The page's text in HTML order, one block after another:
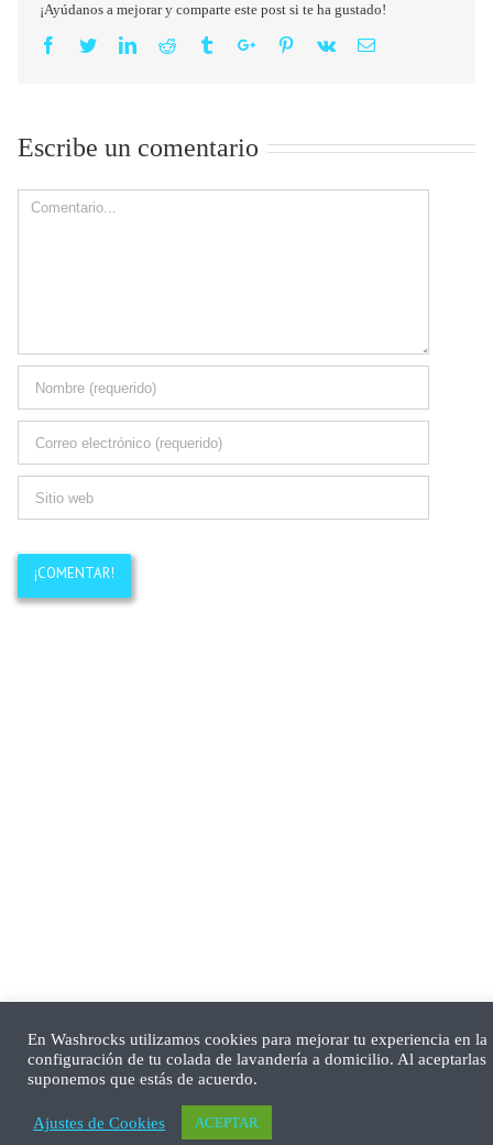
¡Ayúdanos a mejorar y comparte este post si te ha gustado!
Facebook
TwitterLinkedinReddit TumblrGoogle+Pinterest
Vk Email
Escribe un comentario
Comment
En Washrocks utilizamos cookies para mejorar tu experiencia en la
configuración de tu colada de lavandería a domicilio. Al aceptarlas
suponemos que estás de acuerdo.
Ajustes de Cookies ACEPTAR